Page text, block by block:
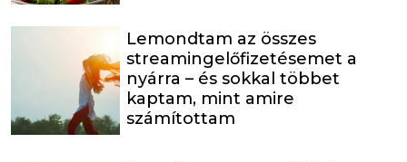
Lemondtam az összes
streamingelőfizetésemet a
nyárra – és sokkal többet
kaptam, mint amire
számítottam